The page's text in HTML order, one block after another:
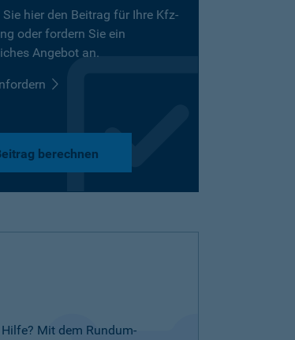
Sie hier den Beitrag für Ihre Kfz-
oder fordern Sie ein
Angebot an.
berechnen
Mit dem Rundum-